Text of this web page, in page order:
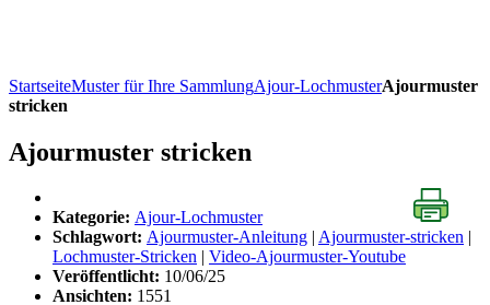
StartseiteMuster für Ihre SammlungAjour-LochmusterAjourmuster
stricken
Ajourmuster stricken
Kategorie: Ajour-Lochmuster
Schlagwort: Ajourmuster-Anleitung Ajourmuster-stricken
Lochmuster-Stricken
Video-Ajourmuster-Youtube
Veröffentlicht: 10/06/25
Ansichten: 1551